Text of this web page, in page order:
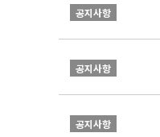
공지사항
공지사항
공지사항